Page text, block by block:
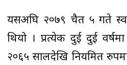
यसअघि २०७९ चैत ५ गते
थियो । प्रत्येक दुई दुई
२०६५ सालदेखि नियमित